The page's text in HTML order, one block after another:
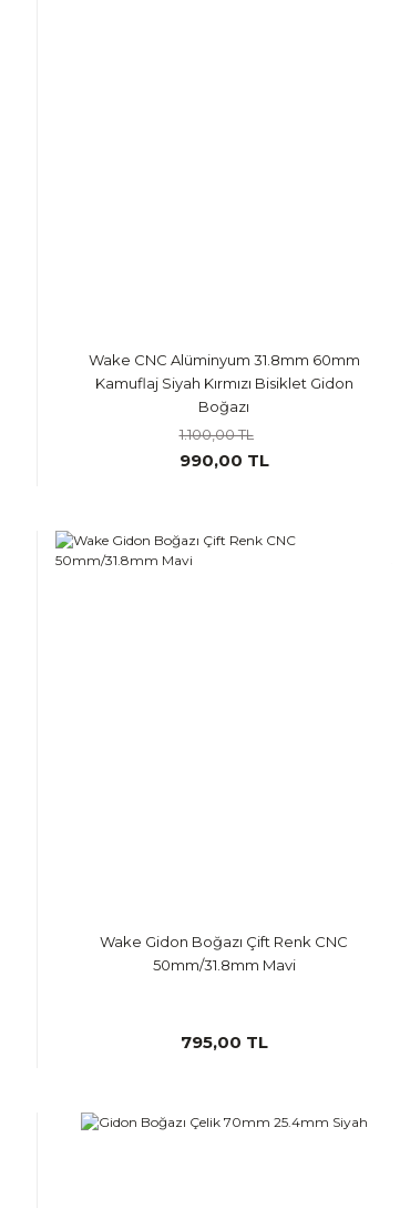
Wake CNC Alüminyum 31.8mm 60mm
Kamuflaj Siyah Kırmızı Bisiklet Gidon
Boğazı
1.100,00 TL
990,00 TL
Wake Gidon Boğazı Çift Renk CNC
50mm/31.8mm Mavi
795,00 TL